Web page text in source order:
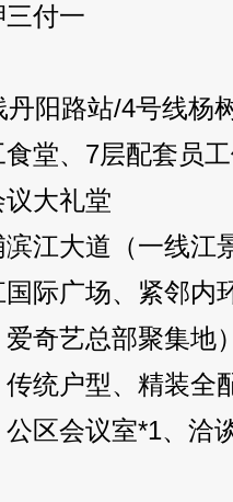
三付一
丹阳路站/4号线杨
堂、7层配套员
大礼堂
江大道（一线江
际广场、紧邻内
爱奇艺总部聚集地
统户型、精装全
区会议室*1、洽